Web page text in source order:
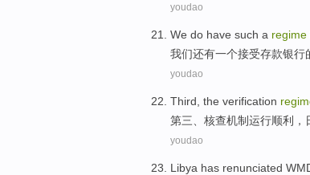
youdao
We do have such a regime
我们还有一个接受存款银行
youdao
Third the verification
第三
核查机制运行顺利 ，
youdao
Libya has renunciated